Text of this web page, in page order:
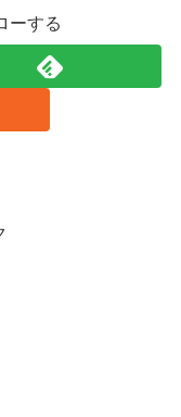
ーする